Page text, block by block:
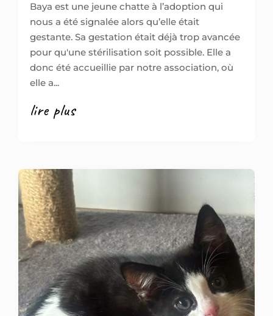
Baya est une jeune chatte à l’adoption qui
nous a été signalée alors qu’elle était
gestante. Sa gestation était déjà trop avancée
pour qu'une stérilisation soit possible. Elle a
donc été accueillie par notre association, où
elle a...
lire plus